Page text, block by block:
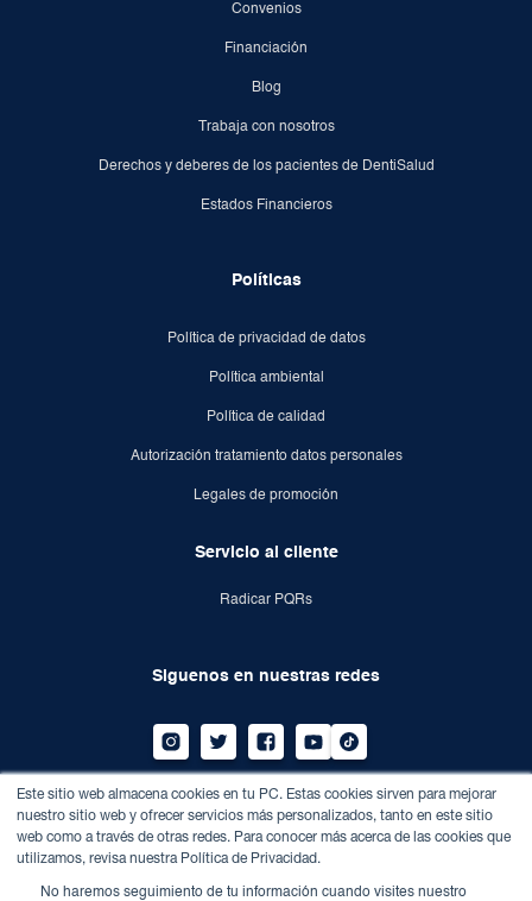
Este sitio web almacena cookies en tu PC. Estas cookies sirven para mejorar
nuestro sitio web y ofrecer servicios más personalizados, tanto en este sitio
web como a través de otras redes. Para conocer más acerca de las cookies que
utilizamos, revisa nuestra Política de Privacidad.
No haremos seguimiento de tu información cuando visites nuestro
Convenios
Financiación
Blog
Trabaja con nosotros
Derechos y deberes de los pacientes de DentiSalud
Estados Financieros
Políticas
Política de privacidad de datos
Política ambiental
Política de calidad
Autorización tratamiento datos personales
Legales de promoción
Servicio al cliente
Radicar PQRs
Siguenos en nuestras redes
Dirección:Av calle 100 n° 13-21 conjunto empresarial
edificio Megatower.
Teléfono:7459010
info@dentisalud.com.co